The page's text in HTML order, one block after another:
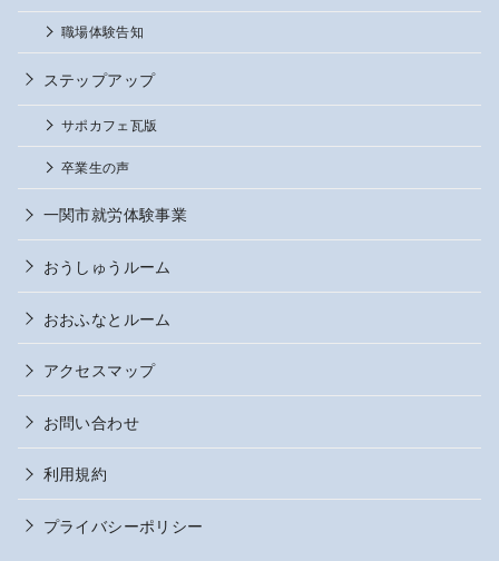
職場体験告知
ステップアップ
サポカフェ瓦版
卒業生の声
一関市就労体験事業
おうしゅうルーム
おおふなとルーム
アクセスマップ
お問い合わせ
利用規約
プライバシーポリシー